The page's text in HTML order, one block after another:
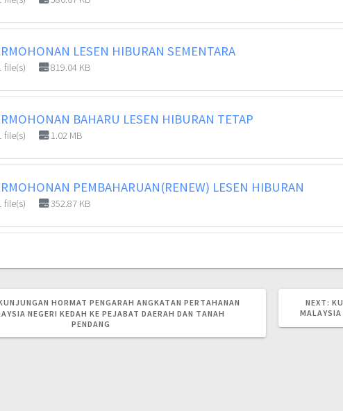
LESEN HIBURAN SEMENTARA
file(s) 819.04 KB
BAHARU LESEN HIBURAN TETAP
file(s) 1.02 MB
PEMBAHARUAN(RENEW) LESEN HIBURAN
file(s) 352.87 KB
HORMAT PENGARAH ANGKATAN PERTAHANAN
NEGERI KEDAH KE PEJABAT DAERAH DAN TANAH
PENDANG
NEXT: